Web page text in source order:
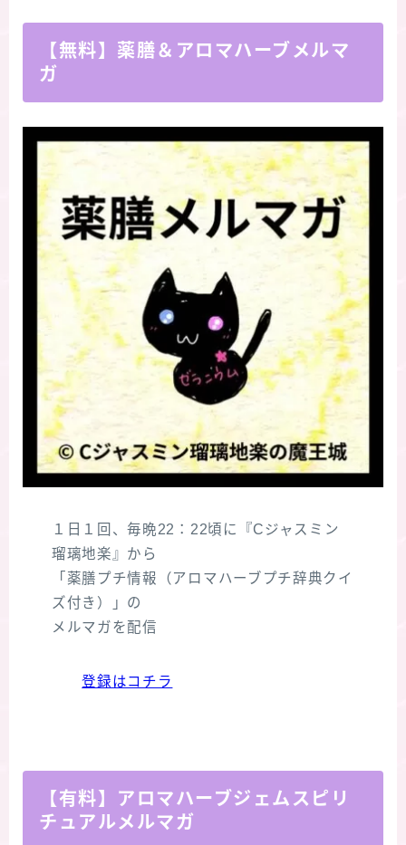
【無料】薬膳＆アロマハーブメルマ
ガ
１日１回、毎晩22：22頃に『Cジャスミン
瑠璃地楽』から
「薬膳プチ情報（アロマハーブプチ辞典クイ
ズ付き）」の
メルマガを配信
登録はコチラ
【有料】アロマハーブジェムスピリ
チュアルメルマガ